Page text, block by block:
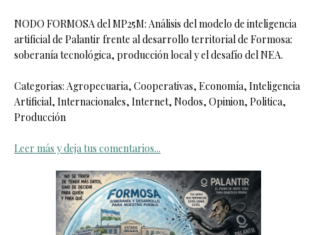
NODO FORMOSA del MP25M: Análisis del modelo de inteligencia
artificial de Palantir frente al desarrollo territorial de Formosa:
soberanía tecnológica, producción local y el desafío del NEA.
Categorias: Agropecuaria, Cooperativas, Economía, Inteligencia
Artificial, Internacionales, Internet, Nodos, Opinion, Politica,
Producción
Leer más y deja tus comentarios...